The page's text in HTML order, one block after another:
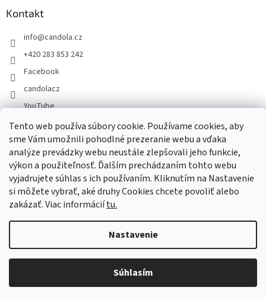
Tento web používa súbory cookie. Používame cookies, aby
sme Vám umožnili pohodlné prezeranie webu a vďaka
analýze prevádzky webu neustále zlepšovali jeho funkcie,
výkon a použiteľnosť. Ďalším prechádzaním tohto webu
vyjadrujete súhlas s ich používaním. Kliknutím na Nastavenie
si môžete vybrať, aké druhy Cookies chcete povoliť alebo
zakázať. Viac informáciítu.
Nastavenie
Súhlasím
Kontakt
info@candola.cz
+420 283 853 242
Facebook
candolacz
YouTube
Prijímame online platby
Copyright 2026GASTRO HOLDING CANDOLA, s. r. o.. Všetky práva
Upraviť nastavenie cookies